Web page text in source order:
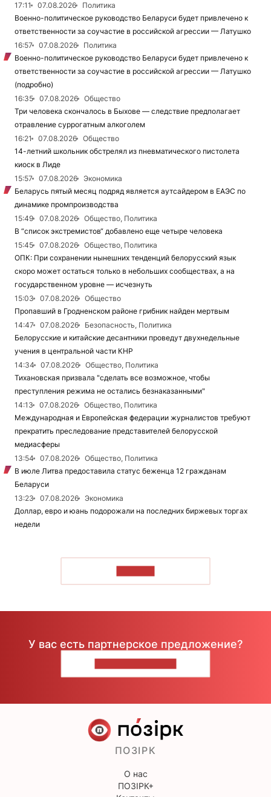
17:11
07.08.2026
Политика
Военно-политическое руководство Беларуси будет привлечено к
ответственности за соучастие в российской агрессии — Латушко
16:57
07.08.2026
Политика
Военно-политическое руководство Беларуси будет привлечено к
ответственности за соучастие в российской агрессии — Латушко
(подробно)
16:35
07.08.2026
Общество
Три человека скончалось в Быхове — следствие предполагает
отравление суррогатным алкоголем
16:21
07.08.2026
Общество
14-летний школьник обстрелял из пневматического пистолета
киоск в Лиде
15:57
07.08.2026
Экономика
Беларусь пятый месяц подряд является аутсайдером в ЕАЭС по
динамике промпроизводства
15:49
07.08.2026
Общество, Политика
В “список экстремистов“ добавлено еще четыре человека
15:45
07.08.2026
Общество, Политика
ОПК: При сохранении нынешних тенденций белорусский язык
скоро может остаться только в небольших сообществах, а на
государственном уровне — исчезнуть
15:03
07.08.2026
Общество
Пропавший в Гродненском районе грибник найден мертвым
14:47
07.08.2026
Безопасность, Политика
Белорусские и китайские десантники проведут двухнедельные
учения в центральной части КНР
14:34
07.08.2026
Общество, Политика
Тихановская призвала "сделать все возможное, чтобы
преступления режима не остались безнаказанными"
14:13
07.08.2026
Общество, Политика
Международная и Европейская федерации журналистов требуют
прекратить преследование представителей белорусской
медиасферы
13:54
07.08.2026
Общество, Политика
В июле Литва предоставила статус беженца 12 гражданам
Беларуси
13:23
07.08.2026
Экономика
Доллар, евро и юань подорожали на последних биржевых торгах
недели
У вас есть партнерское предложение?
ПОЗІРК
О нас
ПОЗІРК+